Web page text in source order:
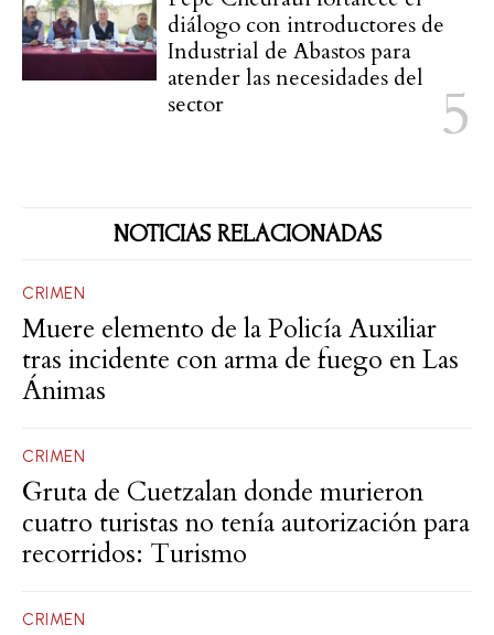
diálogo con introductores de
Industrial de Abastos para
atender las necesidades del
sector
NOTICIAS RELACIONADAS
CRIMEN
Muere elemento de la Policía Auxiliar
tras incidente con arma de fuego en Las
Ánimas
CRIMEN
Gruta de Cuetzalan donde murieron
cuatro turistas no tenía autorización para
recorridos: Turismo
CRIMEN